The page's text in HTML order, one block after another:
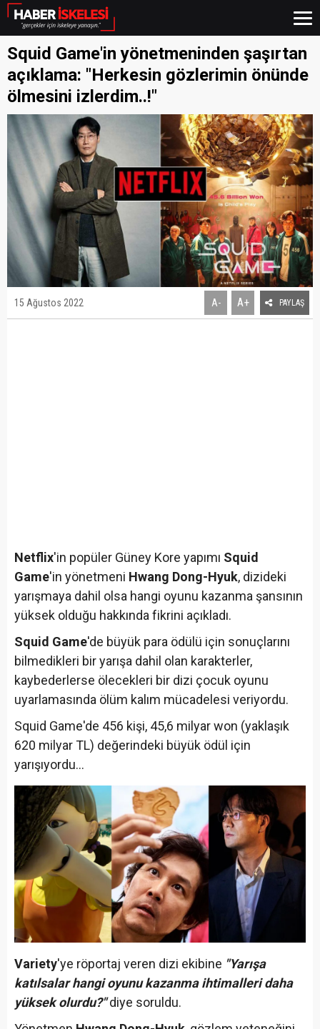
Squid Game'in yönetmeninden şaşırtan
açıklama: "Herkesin gözlerimin önünde
ölmesini izlerdim..!"
15 Ağustos 2022 A- A+ PAYLAŞ
Netflix'in popüler Güney Kore yapımı Squid
Game'in yönetmeni Hwang Dong-Hyuk, dizideki
yarışmaya dahil olsa hangi oyunu kazanma şansının
yüksek olduğu hakkında fikrini açıkladı.
Squid Game'de büyük para ödülü için sonuçlarını
bilmedikleri bir yarışa dahil olan karakterler,
kaybederlerse ölecekleri bir dizi çocuk oyunu
uyarlamasında ölüm kalım mücadelesi veriyordu.
Squid Game'de 456 kişi, 45,6 milyar won (yaklaşık
620 milyar TL) değerindeki büyük ödül için
yarışıyordu...
Variety'ye röportaj veren dizi ekibine "Yarışa
katılsalar hangi oyunu kazanma ihtimalleri daha
yüksek olurdu?"diye soruldu.